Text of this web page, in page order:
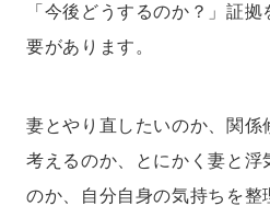
「今後どうするのか？」証拠
要があります。
妻とやり直したいのか、関係
考えるのか、とにかく妻と浮
のか、自分自身の気持ちを整